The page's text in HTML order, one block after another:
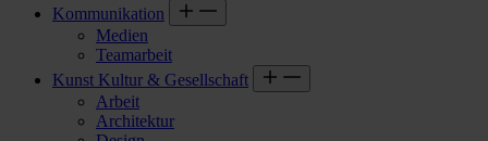
Kommunikation
Medien
Teamarbeit
Kunst Kultur & Gesellschaft
Arbeit
Architektur